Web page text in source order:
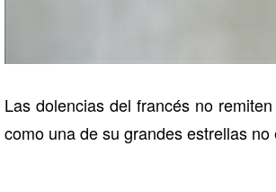
Las dolencias del francés no
como una de su grandes estrellas